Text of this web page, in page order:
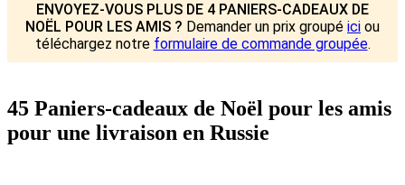
ENVOYEZ-VOUS PLUS DE 4 PANIERS-CADEAUX DE
NOËL POUR LES AMIS ? Demander un prix groupé ici ou
téléchargez notre formulaire de commande groupée.
45 Paniers-cadeaux de Noël pour les amis
pour une livraison en Russie